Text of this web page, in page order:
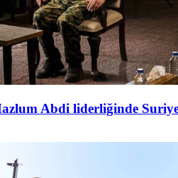
Abdi liderliğinde